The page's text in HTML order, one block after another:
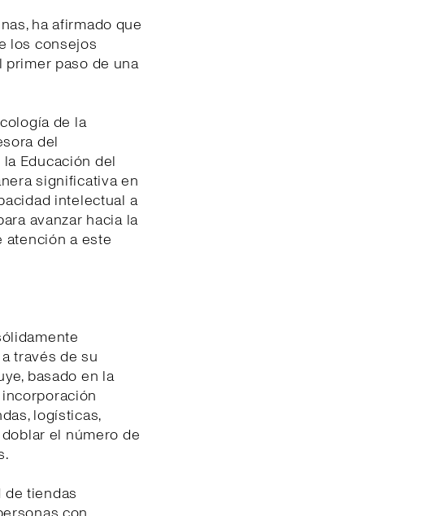
ha afirmado que
los consejos
primer paso de una
de la
del
Educación del
significativa en
intelectual a
avanzar hacia la
atención a este
través de su
basado en la
logísticas,
el número de
de tiendas